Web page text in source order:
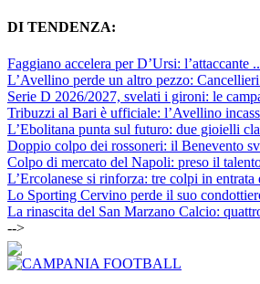
DI TENDENZA:
Faggiano accelera per D’Ursi: l’attaccante
L’Avellino perde un altro pezzo:
Serie D 2026/2027, svelati i gironi: le
Tribuzzi al Bari è ufficiale: l’Avellino
L’Ebolitana punta sul futuro: due gioielli
Doppio colpo dei rossoneri: il Benevento
Colpo di mercato del Napoli: preso il
L’Ercolanese si rinforza: tre colpi in entrata
Lo Sporting Cervino perde il suo
La rinascita del San Marzano Calcio:
-->